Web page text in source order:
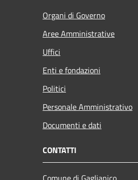
Organi di Governo
Aree Amministrative
Uffici
Enti e fondazioni
Politici
Personale Amministrativo
Documenti e dati
CONTATTI